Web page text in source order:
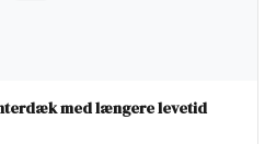
med længere levetid